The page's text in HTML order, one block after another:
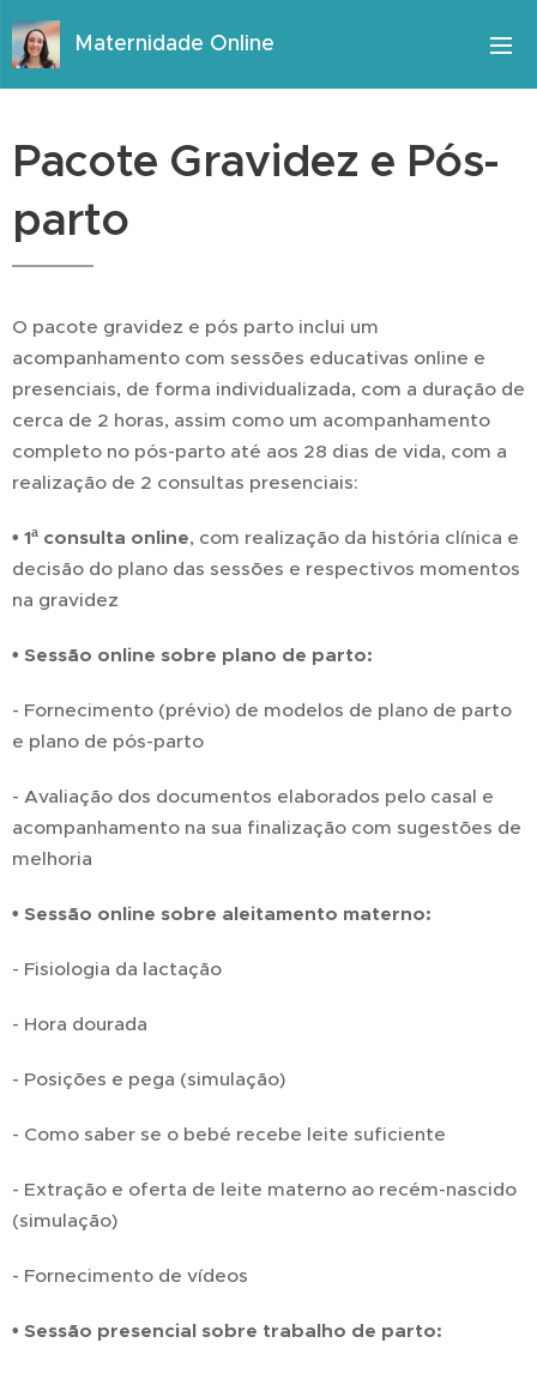
Maternidade Online
Pacote Gravidez e Pós-
parto
O pacote gravidez e pós parto inclui um
acompanhamento com sessões educativas online e
presenciais, de forma individualizada, com a duração de
cerca de 2 horas, assim como um acompanhamento
completo no pós-parto até aos 28 dias de vida, com a
realização de 2 consultas presenciais:
• 1ª consulta online, com realização da história clínica e
decisão do plano das sessões e respectivos momentos
na gravidez
• Sessão online sobre plano de parto:
- Fornecimento (prévio) de modelos de plano de parto
e plano de pós-parto
- Avaliação dos documentos elaborados pelo casal e
acompanhamento na sua finalização com sugestões de
melhoria
• Sessão online sobre aleitamento materno:
- Fisiologia da lactação
- Hora dourada
- Posições e pega (simulação)
- Como saber se o bebé recebe leite suficiente
- Extração e oferta de leite materno ao recém-nascido
(simulação)
- Fornecimento de vídeos
• Sessão presencial sobre trabalho de parto: